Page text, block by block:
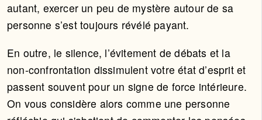
autant, exercer un peu de mystère autour de sa
personne s’est toujours révélé payant.
En outre, le silence, l’évitement de débats et la
non-confrontation dissimulent votre état d’esprit et
passent souvent pour un signe de force intérieure.
On vous considère alors comme une personne